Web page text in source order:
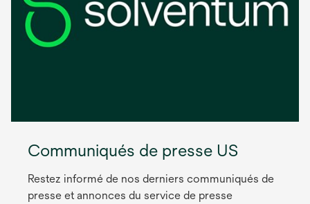
Communiqués de presse US
Restez informé de nos derniers communiqués de
presse et annonces du service de presse